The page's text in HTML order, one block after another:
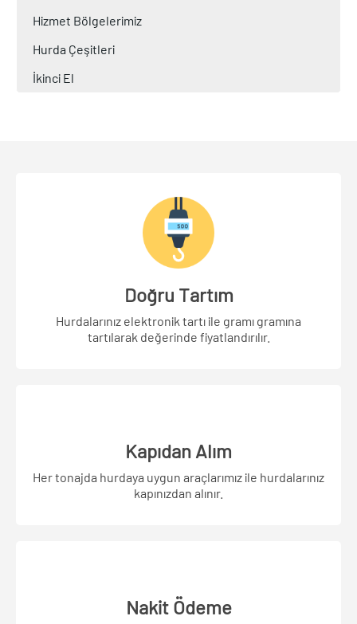
Hizmet Bölgelerimiz
Hurda Çeşitleri
İkinci El
Doğru Tartım
Hurdalarınız elektronik tartı ile gramı gramına
tartılarak değerinde fiyatlandırılır.
Kapıdan Alım
Her tonajda hurdaya uygun araçlarımız ile hurdalarınız
kapınızdan alınır.
Nakit Ödeme